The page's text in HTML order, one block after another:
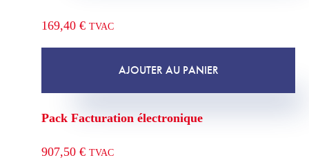
169,40 € TVAC
AJOUTER AU PANIER
Pack Facturation électronique
907,50 € TVAC